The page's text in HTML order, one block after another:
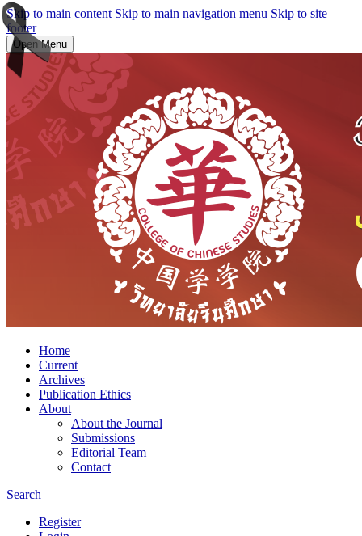
Skip to main content Skip to main navigation menu Skip to site
footer
Open Menu
Home
Current
Archives
Publication Ethics
About
About the Journal
Submissions
Editorial Team
Contact
Search
Register